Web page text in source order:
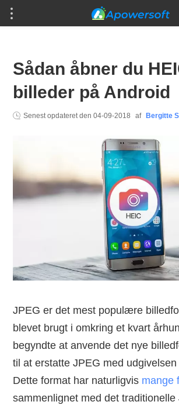
Sådan åbner du
billeder på Android
Senest opdateret den04-09-2018 af Bergitte
JPEG er det mest populære
blevet brugt i omkring et kvart
begyndte at anvende det nye
til at erstatte JPEG med udgivelsen
Dette format har naturligvis mange
sammenlignet med det traditionelle